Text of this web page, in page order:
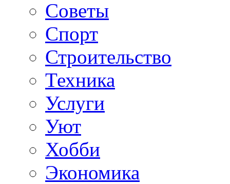
Советы
Спорт
Строительство
Техника
Услуги
Уют
Хобби
Экономика